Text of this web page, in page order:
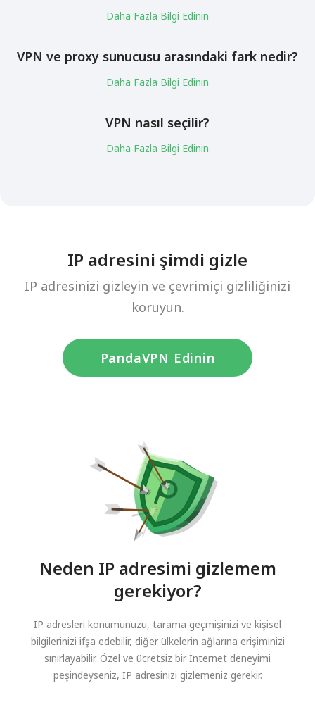
Daha Fazla Bilgi Edinin
VPN ve proxy sunucusu arasındaki fark nedir?
Daha Fazla Bilgi Edinin
VPN nasıl seçilir?
Daha Fazla Bilgi Edinin
IP adresini şimdi gizle
IP adresinizi gizleyin ve çevrimiçi gizliliğinizi
koruyun.
PandaVPN Edinin
Neden IP adresimi gizlemem
gerekiyor?
IP adresleri konumunuzu, tarama geçmişinizi ve kişisel
bilgilerinizi ifşa edebilir, diğer ülkelerin ağlarına erişiminizi
sınırlayabilir. Özel ve ücretsiz bir İnternet deneyimi
peşindeyseniz, IP adresinizi gizlemeniz gerekir.